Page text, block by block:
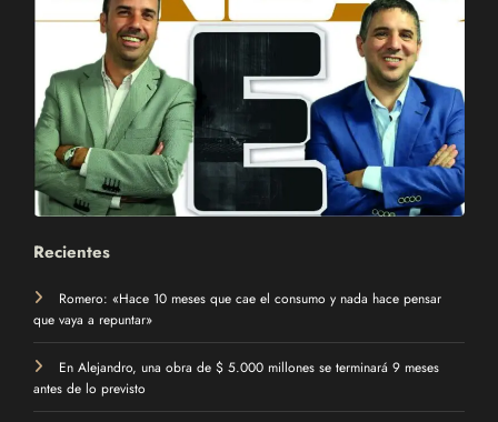
Recientes
Romero: «Hace 10 meses que cae el consumo y nada hace pensar
que vaya a repuntar»
En Alejandro, una obra de $ 5.000 millones se terminará 9 meses
antes de lo previsto